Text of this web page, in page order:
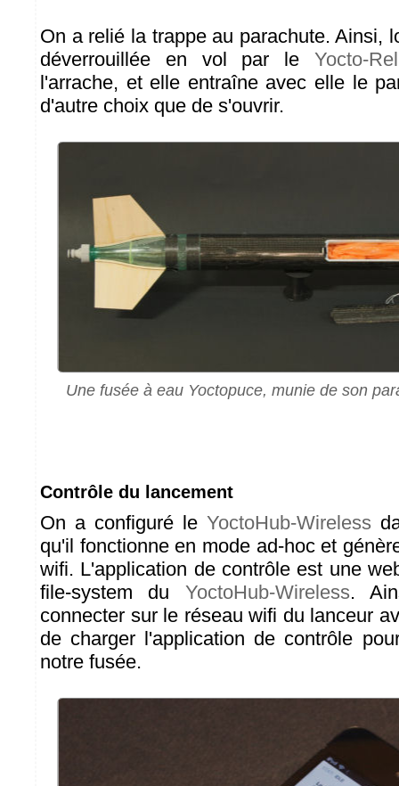
On a relié la trappe au parachute. Ainsi,
déverrouillée en vol par le Yocto-
l'arrache, et elle entraîne avec elle le
d'autre choix que de s'ouvrir.
Une fusée à eau Yoctopuce, munie de son
Contrôle du lancement
On a configuré le YoctoHub-Wireless
qu'il fonctionne en mode ad-hoc et
wifi. L'application de contrôle est une
file-system du YoctoHub-Wireless.
connecter sur le réseau wifi du lanceur
de charger l'application de contrôle
notre fusée.